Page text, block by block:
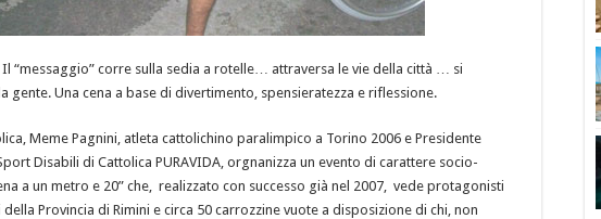
Il “messaggio” corre sulla sedia a rotelle… attraversa le vie della città … si
gente. Una cena a base di divertimento, spensieratezza e riflessione.
Meme Pagnini, atleta cattolichino paralimpico a Torino 2006 e Presidente
Disabili di Cattolica PURAVIDA, orgnanizza un evento di carattere socio-
a un metro e 20” che, realizzato con successo già nel 2007, vede protagonisti
Provincia di Rimini e circa 50 carrozzine vuote a disposizione di chi, non